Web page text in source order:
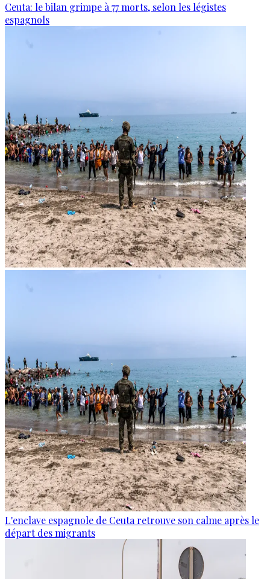
Ceuta: le bilan grimpe à 77 morts, selon les légistes
espagnols
L'enclave espagnole de Ceuta retrouve son calme après le
départ des migrants